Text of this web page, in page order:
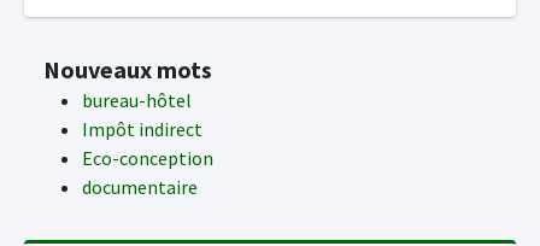
Nouveaux mots
bureau-hôtel
Impôt indirect
Eco-conception
documentaire